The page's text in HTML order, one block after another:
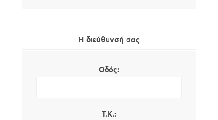
Η διεύθυνσή σας
Οδός:
Τ.Κ.: